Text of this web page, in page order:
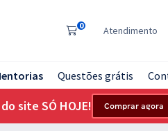
0 Atendimento
Questões grátis
site SÓ HOJE! Comprar agora